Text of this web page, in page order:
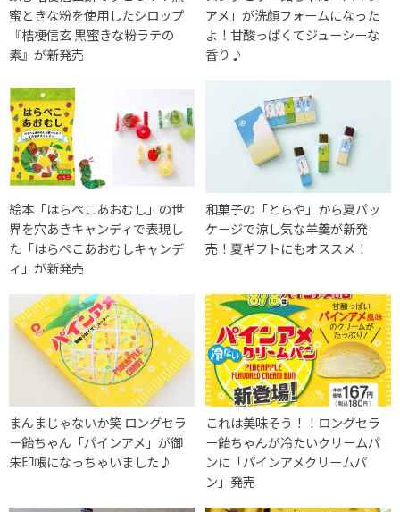
蜜ときな粉を使用したシロップ
『桔梗信玄 黒蜜きな粉ラテの
素』が新発売
アメ」が洗顔フォームになった
よ！甘酸っぱくてジューシーな
香り♪
絵本「はらぺこあおむし」の世
界を穴あきキャンディで表現し
た「はらぺこあおむしキャンデ
ィ」が新発売
和菓子の「とらや」から夏パッ
ケージで涼し気な羊羹が新発
売！夏ギフトにもオススメ！
まんまじゃないか笑 ロングセラ
ー飴ちゃん「パインアメ」が御
朱印帳になっちゃいました♪
これは美味そう！！ロングセラ
ー飴ちゃんが冷たいクリームパ
ンに「パインアメクリームパ
ン」発売